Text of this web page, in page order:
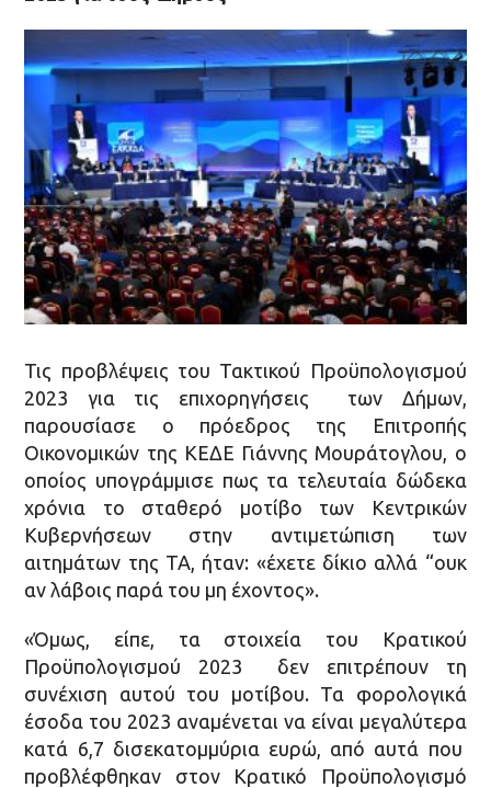
Τις προβλέψεις του Τακτικού Προϋπολογισμού
2023 για τις επιχορηγήσεις των Δήμων,
παρουσίασε ο πρόεδρος της Επιτροπής
Οικονομικών της ΚΕΔΕ Γιάννης Μουράτογλου, ο
οποίος υπογράμμισε πως τα τελευταία δώδεκα
χρόνια το σταθερό μοτίβο των Κεντρικών
Κυβερνήσεων στην αντιμετώπιση των
αιτημάτων της ΤΑ, ήταν: «έχετε δίκιο αλλά “ουκ
αν λάβοις παρά του μη έχοντος».
«Όμως, είπε, τα στοιχεία του Κρατικού
Προϋπολογισμού 2023 δεν επιτρέπουν τη
συνέχιση αυτού του μοτίβου. Τα φορολογικά
έσοδα του 2023 αναμένεται να είναι μεγαλύτερα
κατά 6,7 δισεκατομμύρια ευρώ, από αυτά που
προβλέφθηκαν στον Κρατικό Προϋπολογισμό